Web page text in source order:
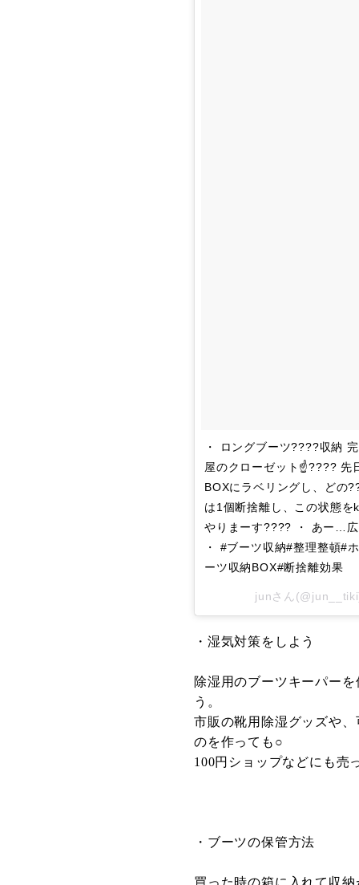
・ ロングブーツ????収納
屋のクローゼット☝???? 先
BOXにラベリングし、どの
は1個断捨離し、この状態
やりまーす???? ・ あー…
・ #ブーツ収納#整理整頓#
ーツ収納BOX#断捨離効果
junさん
・湿気対策をしよう
除湿用のブーツキーパー
う。
市販の靴用除湿グッズや
のを作っても○
100円ショップなどにも売
・ブーツの保管方法